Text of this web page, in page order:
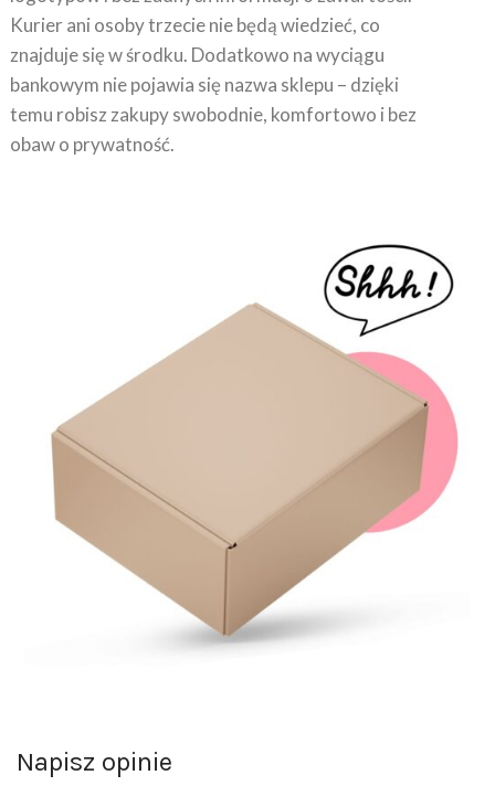
Kurier ani osoby trzecie nie będą wiedzieć, co
znajduje się w środku. Dodatkowo na wyciągu
bankowym nie pojawia się nazwa sklepu – dzięki
temu robisz zakupy swobodnie, komfortowo i bez
obaw o prywatność.
Napisz opinie